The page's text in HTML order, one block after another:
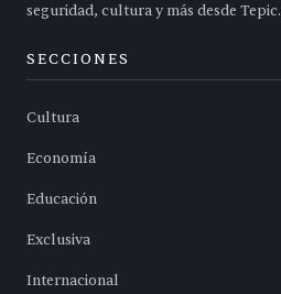
seguridad, cultura y más desde Tepic.
SECCIONES
Cultura
Economía
Educación
Exclusiva
Internacional